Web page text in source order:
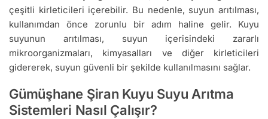
çeşitli kirleticileri içerebilir. Bu nedenle, suyun arıtılması,
kullanımdan önce zorunlu bir adım haline gelir. Kuyu
suyunun arıtılması, suyun içerisindeki zararlı
mikroorganizmaları, kimyasalları ve diğer kirleticileri
gidererek, suyun güvenli bir şekilde kullanılmasını sağlar.
Gümüşhane Şiran Kuyu Suyu Arıtma
Sistemleri Nasıl Çalışır?